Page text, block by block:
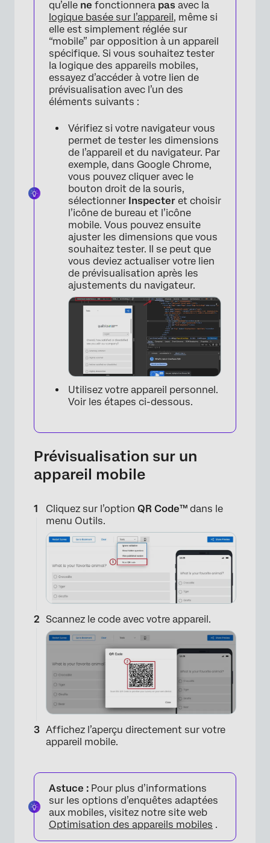
qu’elle ne fonctionnera pas avec la
logique basée sur l’appareil , même si
elle est simplement réglée sur
“mobile” par opposition à un appareil
spécifique. Si vous souhaitez tester
la logique des appareils mobiles,
essayez d’accéder à votre lien de
prévisualisation avec l’un des
éléments suivants :
Vérifiez si votre navigateur vous
permet de tester les dimensions
de l’appareil et du navigateur. Par
exemple, dans Google Chrome,
vous pouvez cliquer avec le
bouton droit de la souris,
sélectionner Inspecter et choisir
l’icône de bureau et l’icône
mobile. Vous pouvez ensuite
ajuster les dimensions que vous
souhaitez tester. Il se peut que
vous deviez actualiser votre lien
de prévisualisation après les
ajustements du navigateur.
Utilisez votre appareil personnel.
Voir les étapes ci-dessous.
Prévisualisation sur un
appareil mobile
Cliquez sur l’option QR Code™ dans le
menu Outils.
Scannez le code avec votre appareil.
Affichez l’aperçu directement sur votre
appareil mobile.
Astuce : Pour plus d’informations
sur les options d’enquêtes adaptées
aux mobiles, visitez notre site web
Optimisation des appareils mobiles .